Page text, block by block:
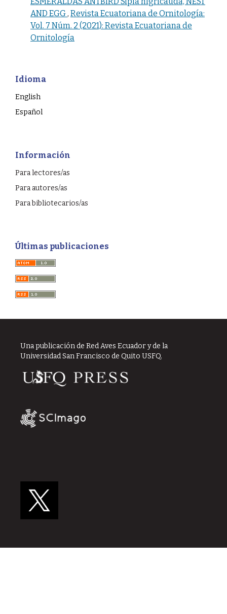
AND EGG, Revista Ecuatoriana de Ornitología:
Vol. 7 Núm. 2 (2021): Revista Ecuatoriana de
Ornitología
Idioma
English
Español
Información
Para lectores/as
Para autores/as
Para bibliotecarios/as
Últimas publicaciones
Una publicación de Red Aves Ecuador y de la
Universidad San Francisco de Quito USFQ.